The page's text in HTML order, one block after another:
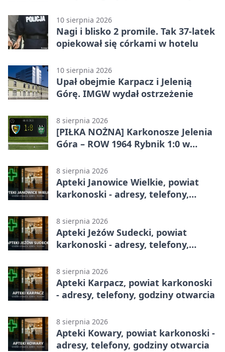
10 sierpnia 2026
Nagi i blisko 2 promile. Tak 37-latek
opiekował się córkami w hotelu
10 sierpnia 2026
Upał obejmie Karpacz i Jelenią
Górę. IMGW wydał ostrzeżenie
8 sierpnia 2026
[PIŁKA NOŻNA] Karkonosze Jelenia
Góra – ROW 1964 Rybnik 1:0 w
8 sierpnia 2026
Apteki Janowice Wielkie, powiat
karkonoski - adresy, telefony,
8 sierpnia 2026
Apteki Jeżów Sudecki, powiat
karkonoski - adresy, telefony,
8 sierpnia 2026
Apteki Karpacz, powiat karkonoski
- adresy, telefony, godziny otwarcia
8 sierpnia 2026
Apteki Kowary, powiat karkonoski -
adresy, telefony, godziny otwarcia